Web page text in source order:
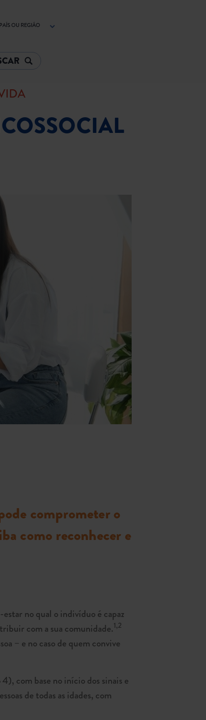
OU REGIÃO
comprometer o
como reconhecer e
no qual o indivíduo é capaz
com a sua comunidade.1,2
– e no caso de quem convive
com base no início dos sinais e
de todas as idades, com